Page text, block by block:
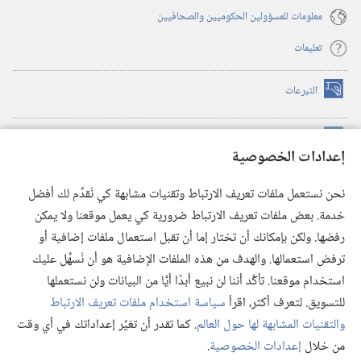
إعدادات الخصوصية
نحن نستعمل ملفات تعريف الارتباط وتقنيات مشابهة كي نُقدِّم لك أفضل
خدمة. بعض ملفات تعريف الارتباط ضرورية كي يعمل موقعنا ولا يمكن
رفضها. ولكن بإمكانك أن تختار إما أن تقبل استعمال ملفات إضافية أو
ترفض استعمالها. والهدف من هذه الملفات الإضافية هو أن نُسهِّل عليك
استخدام موقعنا. تأكَّد أننا لن نبيع أبدًا أيًّا من البيانات ولن نستعملها
للتسويق. لتعرف أكثر، اقرأسياسة استخدام ملفات تعريف الارتباط
والتقنيات المشابهة لها حول العالم. كما تقدر أن تغيِّر إعداداتك في أي وقت
من خلال إعدادات الخصوصية.
معلومات للمسؤولين الحكوميين والصحافيين
تعليمات
التبرعات (يفتح
نافذة
(يفتح
نافذة
(يفتح
نافذة
جديدة) تطبيق ®
JW Library
مكتبة برج المراقبة
© 2026 .Watch Tower Bible and Tract Society of Pennsylvania